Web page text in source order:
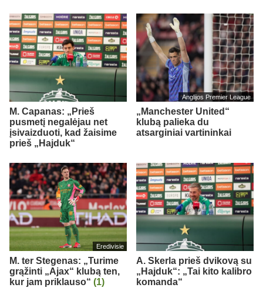
M. Capanas: „Prieš
pusmetį negalėjau net
įsivaizduoti, kad žaisime
prieš „Hajduk“
Anglijos Premier League
„Manchester United“
klubą palieka du
atsarginiai vartininkai
Eredivisie
M. ter Stegenas: „Turime
grąžinti „Ajax“ klubą ten,
kur jam priklauso“ (1)
A. Skerla prieš dvikovą su
„Hajduk“: „Tai kito kalibro
komanda“